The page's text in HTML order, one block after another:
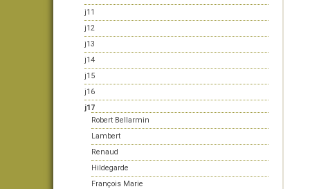
j11
j12
j13
j14
j15
j16
j17
Robert Bellarmin
Lambert
Renaud
Hildegarde
François Marie